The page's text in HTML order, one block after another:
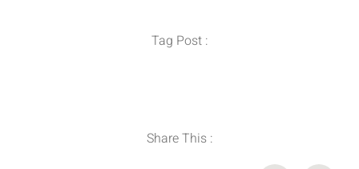
Tag Post :
Share This :